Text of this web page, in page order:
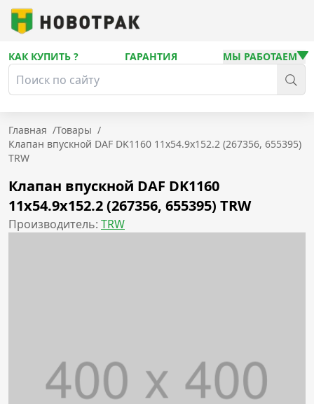
КАК КУПИТЬ ? ГАРАНТИЯ МЫ РАБОТАЕМ
Главная /Товары /
Клапан впускной DAF DK1160 11x54.9x152.2 (267356, 655395)
TRW
Клапан впускной DAF DK1160
11x54.9x152.2 (267356, 655395) TRW
Производитель: TRW